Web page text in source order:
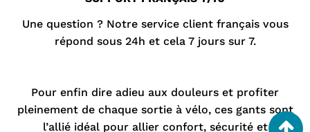
Une question ? Notre service client français vous
répond sous 24h et cela 7 jours sur 7.
Pour enfin dire adieu aux douleurs et profiter
pleinement de chaque sortie à vélo, ces gants sont
l’allié idéal pour allier confort, sécurité et